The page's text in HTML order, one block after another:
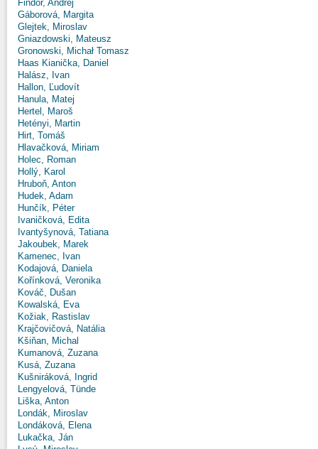
Findor, Andrej
Gáborová, Margita
Glejtek, Miroslav
Gniazdowski, Mateusz
Gronowski, Michał Tomasz
Haas Kianička, Daniel
Halász, Ivan
Hallon, Ľudovít
Hanula, Matej
Hertel, Maroš
Hetényi, Martin
Hirt, Tomáš
Hlavačková, Miriam
Holec, Roman
Hollý, Karol
Hruboň, Anton
Hudek, Adam
Hunčík, Péter
Ivaničková, Edita
Ivantyšynová, Tatiana
Jakoubek, Marek
Kamenec, Ivan
Kodajová, Daniela
Kořínková, Veronika
Kováč, Dušan
Kowalská, Eva
Kožiak, Rastislav
Krajčovičová, Natália
Kšiňan, Michal
Kumanová, Zuzana
Kusá, Zuzana
Kušniráková, Ingrid
Lengyelová, Tünde
Liška, Anton
Londák, Miroslav
Londáková, Elena
Lukačka, Ján